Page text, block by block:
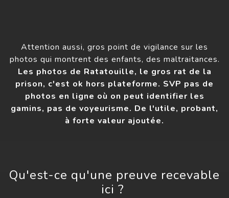
Attention aussi, gros point de vigilance sur les
photos qui montrent des enfants, des maltraitances.
Les photos de Ratatouille, le gros rat de la
prison, c'est ok hors plateforme. SVP pas de
photos en ligne où on peut identifier les
gamins, pas de voyeurisme. De l'utile, probant,
à forte valeur ajoutée.
Qu'est-ce qu'une preuve recevable
ici ?